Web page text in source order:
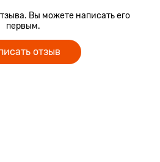
Вы можете написать его
первым.
отзыв